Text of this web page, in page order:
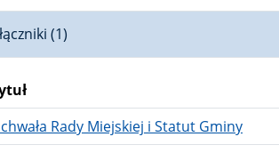
(1)
Rady Miejskiej i Statut Gminy